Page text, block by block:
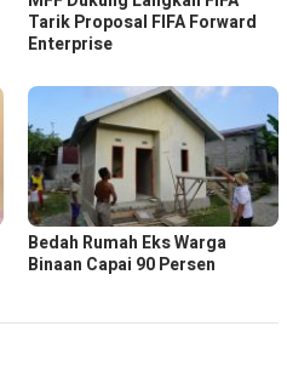
Tarik Proposal FIFA Forward
Enterprise
Bedah Rumah Eks Warga
Binaan Capai 90 Persen